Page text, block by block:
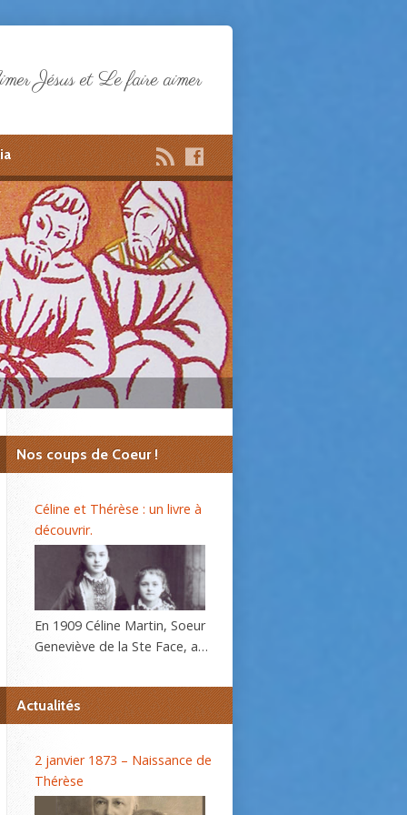
Jésus et Le faire aimer
Nos coups de Coeur !
Céline et Thérèse : un livre à
découvrir.
En 1909 Céline Martin, Soeur
Geneviève de la Ste Face, a
sa sœur Thérèse, l’histoire
d’une âme, se répand dans le
bientôt. C’est alors que la
Prieure du Carmel lui
Actualités
2 janvier 1873 – Naissance de
Thérèse